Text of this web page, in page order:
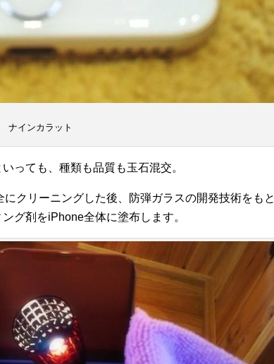
ナインカラット
っても、種類も品質も玉石混交。
にクリーニングした後、防弾ガラスの開発技術をもと
グ剤をiPhone全体に塗布します。